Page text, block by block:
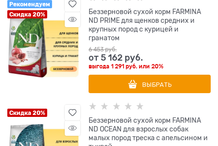
Рекомендуем
Скидка 20%
Беззерновой cухой корм FARMINA
ND PRIME для щенков средних и
крупных пород с курицей и
гранатом
6 453 руб.
от5 162 руб.
выгода1 291 руб. или20%
ВЫБРАТЬ
Скидка 20%
Беззерновой cухой корм FARMINA
ND OCEAN для взрослых собак
малых пород треска с апельсином и